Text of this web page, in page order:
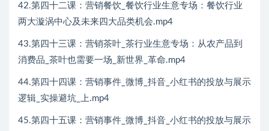
42.第四十二课：营销餐饮_餐饮行业生意专场：餐饮行业
两大漩涡中心及未来四大品类机会.mp4
43.第四十三课：营销茶叶_茶行业生意专场：从农产品到
消费品_茶叶也需要一场_新世界_革命.mp4
44.第四十四课：营销事件_微博_抖音_小红书的投放与展示
逻辑_实操避坑_上.mp4
45.第四十五课：营销事件_微博_抖音_小红书的投放与展示